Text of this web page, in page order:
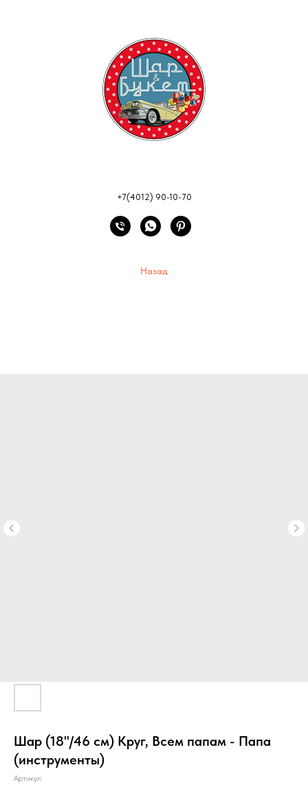
+7(4012) 90-10-70
Назад
Шар (18''/46 см) Круг, Всем папам - Папа
(инструменты)
Артикул: